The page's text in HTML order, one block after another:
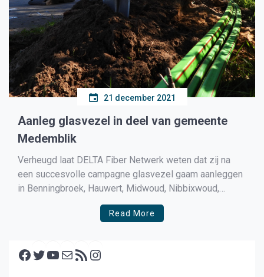
21 december 2021
Aanleg glasvezel in deel van gemeente
Medemblik
Verheugd laat DELTA Fiber Netwerk weten dat zij na
een succesvolle campagne glasvezel gaam aanleggen
in Benningbroek, Hauwert, Midwoud, Nibbixwoud,
Oostwoud, Sijbekarspel, Wognum, Zwaagdijk-Oost en
Zwaagdijk-West. Ze starten nu ook actief met de
25% van […]
Read More
Facebook Twitter YouTube E-mail RSS feed